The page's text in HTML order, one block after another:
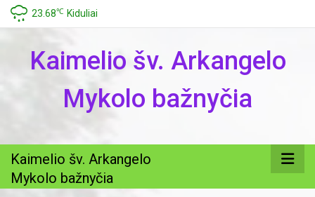
23.68℃ Kiduliai
Kaimelio šv. Arkangelo
Mykolo bažnyčia
Kaimelio šv. Arkangelo
Mykolo bažnyčia